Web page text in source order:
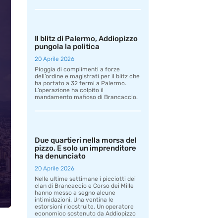
Il blitz di Palermo, Addiopizzo
pungola la politica
20 Aprile 2026
Pioggia di complimenti a forze
dell’ordine e magistrati per il blitz che
ha portato a 32 fermi a Palermo.
L’operazione ha colpito il
mandamento mafioso di Brancaccio.
Due quartieri nella morsa del
pizzo. E solo un imprenditore
ha denunciato
20 Aprile 2026
Nelle ultime settimane i picciotti dei
clan di Brancaccio e Corso dei Mille
hanno messo a segno alcune
intimidazioni. Una ventina le
estorsioni ricostruite. Un operatore
economico sostenuto da Addiopizzo